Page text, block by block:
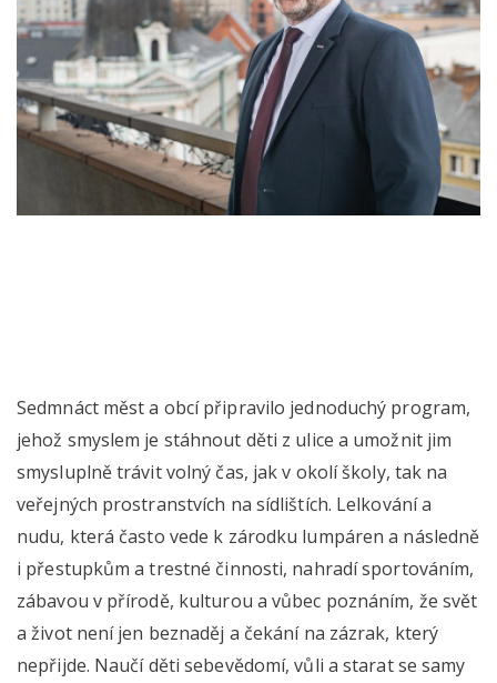
Sedmnáct měst a obcí připravilo jednoduchý program,
jehož smyslem je stáhnout děti z ulice a umožnit jim
smysluplně trávit volný čas, jak v okolí školy, tak na
veřejných prostranstvích na sídlištích. Lelkování a
nudu, která často vede k zárodku lumpáren a následně
i přestupkům a trestné činnosti, nahradí sportováním,
zábavou v přírodě, kulturou a vůbec poznáním, že svět
a život není jen beznaděj a čekání na zázrak, který
nepřijde. Naučí děti sebevědomí, vůli a starat se samy